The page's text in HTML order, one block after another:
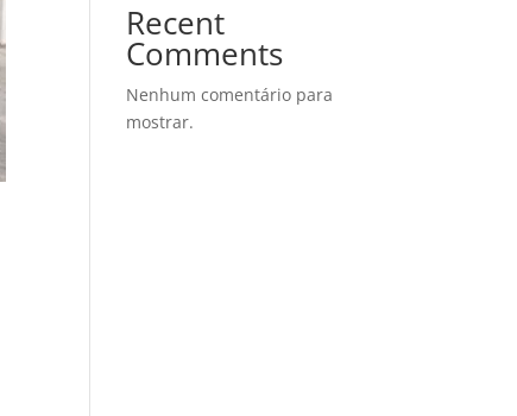
Recent
Comments
Nenhum comentário para
mostrar.